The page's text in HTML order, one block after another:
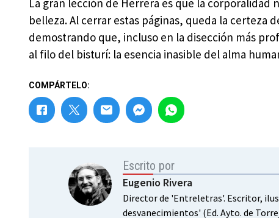
La gran lección de Herrera es que la corporalidad
belleza. Al cerrar estas páginas, queda la certeza
demostrando que, incluso en la disección más
al filo del bisturí: la esencia inasible del alma
COMPÁRTELO:
Escrito por
Eugenio Rivera
Director de 'Entreletras'. Escritor,
desvanecimientos' (Ed. Ayto. de